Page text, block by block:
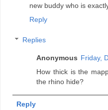
new buddy who is
Reply
Replies
Anonymous Friday,
How thick is the
the rhino hide?
Reply